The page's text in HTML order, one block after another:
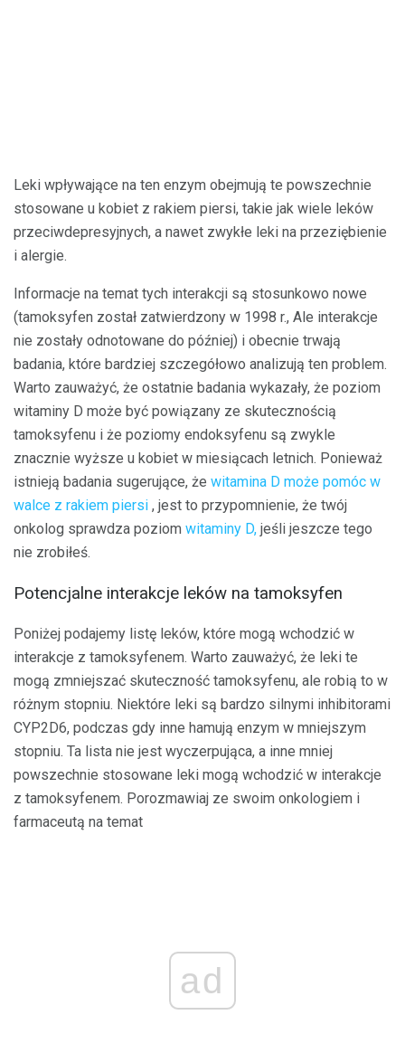
Leki wpływające na ten enzym obejmują te powszechnie
stosowane u kobiet z rakiem piersi, takie jak wiele leków
przeciwdepresyjnych, a nawet zwykłe leki na przeziębienie
i alergie.
Informacje na temat tych interakcji są stosunkowo nowe
(tamoksyfen został zatwierdzony w 1998 r., Ale interakcje
nie zostały odnotowane do później) i obecnie trwają
badania, które bardziej szczegółowo analizują ten problem.
Warto zauważyć, że ostatnie badania wykazały, że poziom
witaminy D może być powiązany ze skutecznością
tamoksyfenu i że poziomy endoksyfenu są zwykle
znacznie wyższe u kobiet w miesiącach letnich. Ponieważ
istnieją badania sugerujące, że witamina D może pomóc w
walce z rakiem piersi , jest to przypomnienie, że twój
onkolog sprawdza poziom witaminy D, jeśli jeszcze tego
nie zrobiłeś.
Potencjalne interakcje leków na tamoksyfen
Poniżej podajemy listę leków, które mogą wchodzić w
interakcje z tamoksyfenem. Warto zauważyć, że leki te
mogą zmniejszać skuteczność tamoksyfenu, ale robią to w
różnym stopniu. Niektóre leki są bardzo silnymi inhibitorami
CYP2D6, podczas gdy inne hamują enzym w mniejszym
stopniu. Ta lista nie jest wyczerpująca, a inne mniej
powszechnie stosowane leki mogą wchodzić w interakcje
z tamoksyfenem. Porozmawiaj ze swoim onkologiem i
farmaceutą na temat
ad